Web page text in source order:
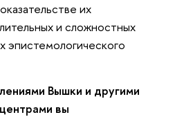
их
и сложностных
эпистемологического
Вышки и другими
вы